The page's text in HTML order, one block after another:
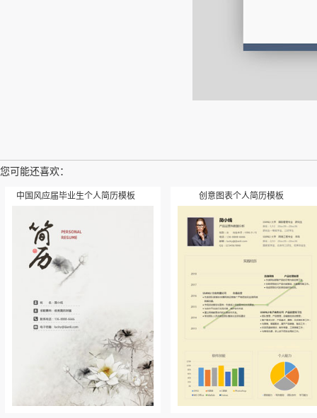
您可能还喜欢：
中国风应届毕业生个人简历模板 创意图表个人简历模板